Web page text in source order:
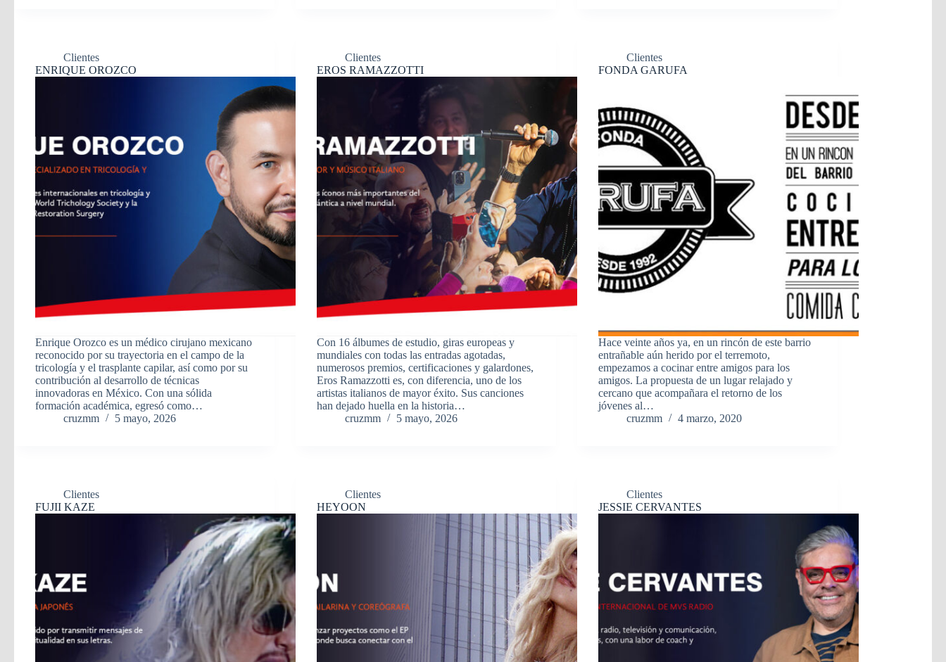
Clientes
ENRIQUE OROZCO
Enrique Orozco es un médico cirujano mexicano
reconocido por su trayectoria en el campo de la
tricología y el trasplante capilar, así como por su
contribución al desarrollo de técnicas
innovadoras en México. Con una sólida
formación académica, egresó como…
cruzmm
5 mayo, 2026
Clientes
EROS RAMAZZOTTI
Con 16 álbumes de estudio, giras europeas y
mundiales con todas las entradas agotadas,
numerosos premios, certificaciones y galardones,
Eros Ramazzotti es, con diferencia, uno de los
artistas italianos de mayor éxito. Sus canciones
han dejado huella en la historia…
cruzmm
5 mayo, 2026
Clientes
FONDA GARUFA
Hace veinte años ya, en un rincón de este barrio
entrañable aún herido por el terremoto,
empezamos a cocinar entre amigos para los
amigos. La propuesta de un lugar relajado y
cercano que acompañara el retorno de los
jóvenes al…
cruzmm
4 marzo, 2020
Clientes
FUJII KAZE
Clientes
HEYOON
Clientes
JESSIE CERVANTES